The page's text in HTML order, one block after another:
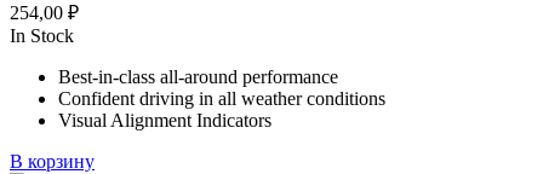
254,00 ₽
In Stock
Best-in-class all-around performance
Confident driving in all weather conditions
Visual Alignment Indicators
В корзину